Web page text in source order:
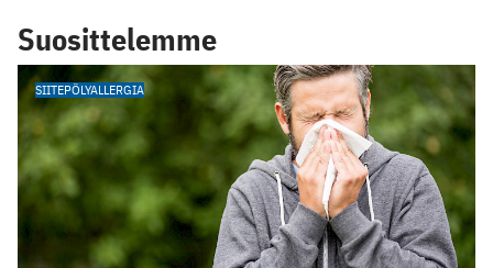
Suosittelemme
SIITEPÖLYALLERGIA